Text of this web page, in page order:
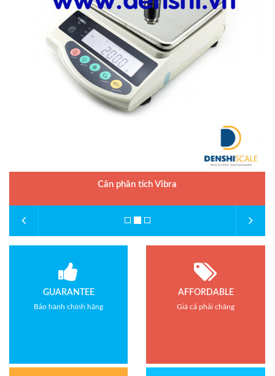
Cân phân tích Vibra
GUARANTEE
Bảo hành chính hãng
AFFORDABLE
Giá cả phải chăng